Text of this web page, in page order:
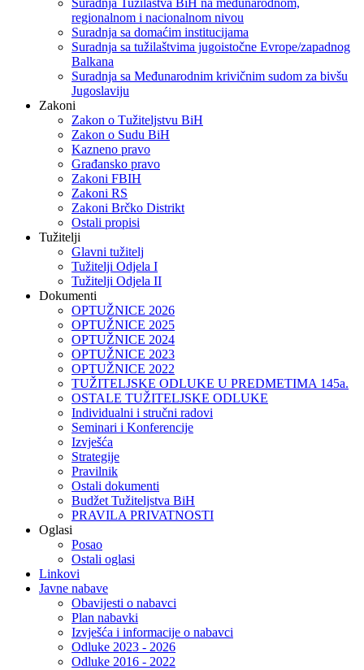
Suradnja Tužilaštva BiH na međunarodnom,
regionalnom i nacionalnom nivou
Suradnja sa domaćim institucijama
Suradnja sa tužilaštvima jugoistočne Evrope/zapadnog
Balkana
Suradnja sa Međunarodnim krivičnim sudom za bivšu
Jugoslaviju
Zakoni
Zakon o Тužiteljstvu BiH
Zakon o Sudu BiH
Kazneno pravo
Građansko pravo
Zakoni FBIH
Zakoni RS
Zakoni Brčko Distrikt
Ostali propisi
Tužitelji
Glavni tužitelj
Tužitelji Odjela I
Tužitelji Odjela II
Dokumenti
OPTUŽNICE 2026
OPTUŽNICE 2025
OPTUŽNICE 2024
OPTUŽNICE 2023
OPTUŽNICE 2022
TUŽITELJSKE ODLUKE U PREDMETIMA 145a.
OSTALE TUŽITELJSKE ODLUKE
Individualni i stručni radovi
Seminari i Konferencije
Izvješća
Strategije
Pravilnik
Ostali dokumenti
Budžet Tužiteljstva BiH
PRAVILA PRIVATNOSTI
Oglasi
Posao
Ostali oglasi
Linkovi
Javne nabave
Obavijesti o nabavci
Plan nabavki
Izvješća i informacije o nabavci
Odluke 2023 - 2026
Odluke 2016 - 2022